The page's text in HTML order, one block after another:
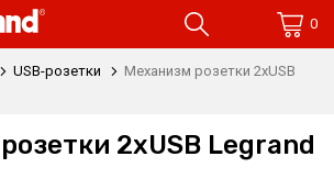
0
USB-розетки
Механизм розетки 2xUSB
2xUSB Legrand